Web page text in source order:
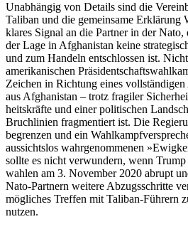
Unabhängig von Details sind die
Taliban und die gemeinsame Erklärung
klares Signal an die Partner in der
der Lage in Afghanistan keine
und zum Handeln entschlossen ist.
amerikanischen
Zeichen in Richtung eines
aus Afghanistan – trotz fragi­ler
heitskräfte und einer politischen
Bruchlinien frag­mentiert ist. Die
begrenzen und ein
aussichtslos wahrgenommenen
sollte es nicht ver­wundern, wenn
wahlen am 3. November 2020 abrupt
Nato-Partnern weitere Abzugsschritte
mögliches Treffen mit Taliban-Führern
nutzen.